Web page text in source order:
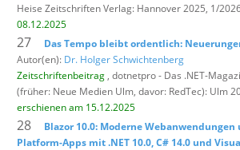
Heise Zeitschriften Verlag: Hannover 2025, 1/
08.12.2025
27
Das Tempo bleibt ordentlich:
Autor(en): Dr. Holger Schwichtenberg
Zeitschriftenbeitrag , dotnetpro - Das .NET-
(früher: Neue Medien Ulm, davor: RedTec): Ulm
erschienen am 15.12.2025
28
Blazor 10.0: Moderne
Platform-Apps mit .NET 10.0, C# 14.0 und